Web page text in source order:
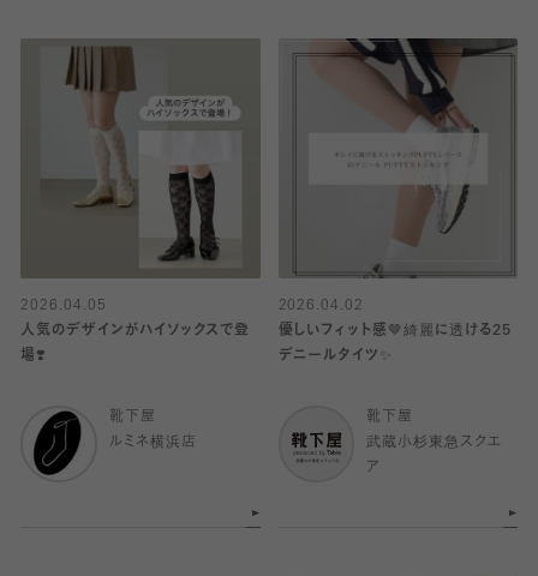
2026.04.05
人気のデザインがハイソックスで登
場❣️
靴下屋
ルミネ横浜店
2026.04.02
優しいフィット感🤎綺麗に透ける25
デニールタイツ✨
靴下屋
武蔵小杉東急スクエ
ア